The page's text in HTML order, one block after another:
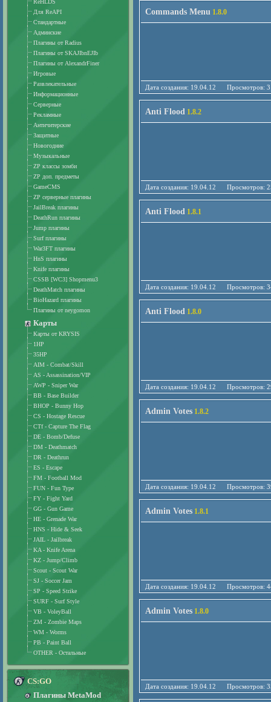
Commands Menu 1.8.0
Дата создания: 19.04.12
Anti Flood 1.8.2
Дата создания: 19.04.12
Anti Flood 1.8.1
Дата создания: 19.04.12
Anti Flood 1.8.0
Дата создания: 19.04.12
Admin Votes 1.8.2
Дата создания: 19.04.12
Admin Votes 1.8.1
Дата создания: 19.04.12
Admin Votes 1.8.0
Дата создания: 19.04.12
ReHLDS
Для ReAPI
Стандартные
Админские
Плагины от Radius
Плагины от SKAJIbnEJIb
Плагины от AlexandrFiner
Игровые
Развлекательные
Информационные
Серверные
Рекламные
Античитерские
Защитные
Новогодние
Музыкальные
ZP классы зомби
ZP доп. предметы
GameCMS
ZP серверные плагины
JailBreak плагины
DeathRun плагины
Jump плагины
Surf плагины
War3FT плагины
HnS плагины
Knife плагины
CSSB [WC3] Shopmenu3
DeathMatch плагины
BioHazard плагины
Плагины от neygomon
Карты
Карты от KRYSIS
1HP
35HP
AIM - Combat/Skill
AS - Assassination/VIP
AWP - Sniper War
BB - Base Builder
BHOP - Bunny Hop
CS - Hostage Rescue
CTf - Capture The Flag
DE - Bomb/Defuse
DM - Deathmatch
DR - Deathrun
ES - Escape
FM - Football Mod
FUN - Fun Type
FY - Fight Yard
GG - Gun Game
HE - Grenade War
HNS - Hide & Seek
JAIL - Jailbreak
KA - Knife Arena
KZ - Jump/Climb
Scout - Scout War
SJ - Soccer Jam
SP - Speed Strike
SURF - Surf Style
VB - VoleyBall
ZM - Zombie Maps
WM - Worms
PB - Paint Ball
OTHER - Остальные
CS:GO
Плагины MetaMod